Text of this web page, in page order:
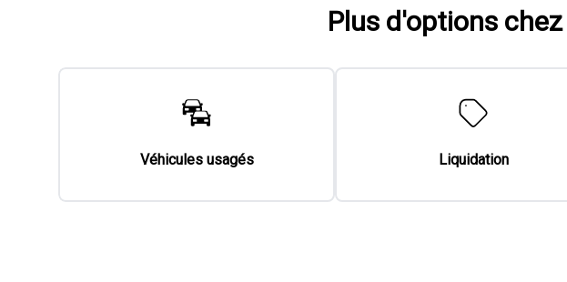
Plus d'options
Véhicules usagés Liquidation